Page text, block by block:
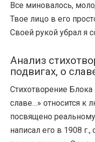
Все миновалось,
Твое лицо в его
Своей рукой убрал я
Анализ
подвигах, о
Стихотворение Блока
славе…» относится к
посвящено
написал его в 1908 г.,